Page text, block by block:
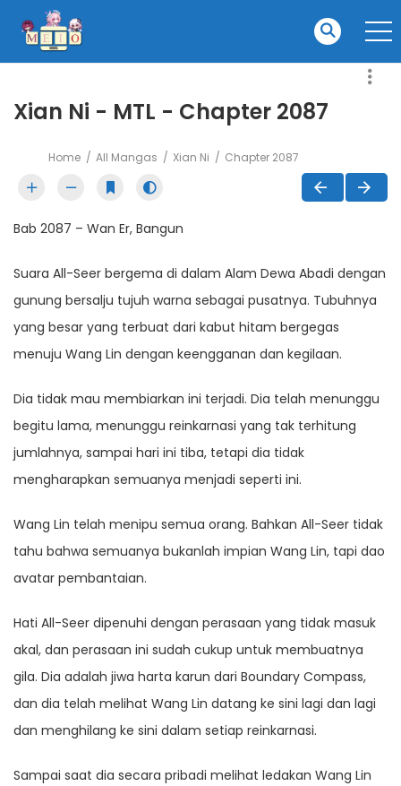
Xian Ni - MTL - Chapter 2087
Home All Mangas Xian Ni Chapter 2087
Bab 2087 – Wan Er, Bangun
Suara All-Seer bergema di dalam Alam Dewa Abadi dengan
gunung bersalju tujuh warna sebagai pusatnya. Tubuhnya
yang besar yang terbuat dari kabut hitam bergegas
menuju Wang Lin dengan keengganan dan kegilaan.
Dia tidak mau membiarkan ini terjadi. Dia telah menunggu
begitu lama, menunggu reinkarnasi yang tak terhitung
jumlahnya, sampai hari ini tiba, tetapi dia tidak
mengharapkan semuanya menjadi seperti ini.
Wang Lin telah menipu semua orang. Bahkan All-Seer tidak
tahu bahwa semuanya bukanlah impian Wang Lin, tapi dao
avatar pembantaian.
Hati All-Seer dipenuhi dengan perasaan yang tidak masuk
akal, dan perasaan ini sudah cukup untuk membuatnya
gila. Dia adalah jiwa harta karun dari Boundary Compass,
dan dia telah melihat Wang Lin datang ke sini lagi dan lagi
dan menghilang ke sini dalam setiap reinkarnasi.
Sampai saat dia secara pribadi melihat ledakan Wang Lin